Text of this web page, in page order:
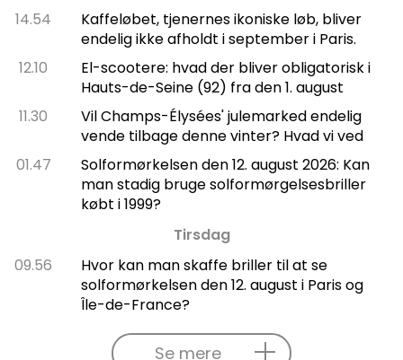
14.54
Kaffeløbet, tjenernes ikoniske løb, bliver
endelig ikke afholdt i september i Paris.
12.10
El-scootere: hvad der bliver obligatorisk i
Hauts-de-Seine (92) fra den 1. august
11.30
Vil Champs-Élysées' julemarked endelig
vende tilbage denne vinter? Hvad vi ved
01.47
Solformørkelsen den 12. august 2026: Kan
man stadig bruge solformørgelsesbriller
købt i 1999?
Tirsdag
09.56
Hvor kan man skaffe briller til at se
solformørkelsen den 12. august i Paris og
Île-de-France?
Se mere